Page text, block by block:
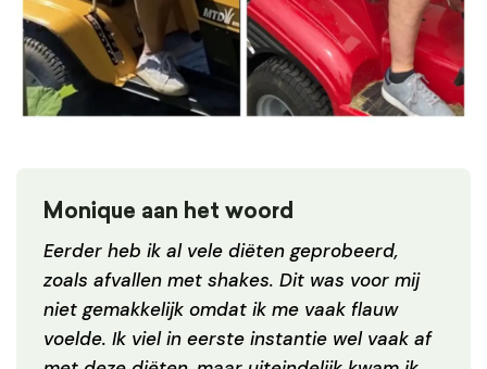
Monique aan het woord
Eerder heb ik al vele diëten geprobeerd,
zoals afvallen met shakes. Dit was voor mij
niet gemakkelijk omdat ik me vaak flauw
voelde. Ik viel in eerste instantie wel vaak af